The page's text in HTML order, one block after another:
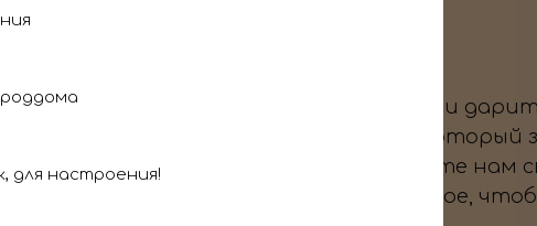
для настроения!
самые
Обращайтесь к нам и
близким праздник, который
долгие годы! Доверьте нам
сделаем всё возможное,